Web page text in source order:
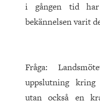
i gången tid har
bekännelsen varit
Fråga:
uppslutning
utan också en